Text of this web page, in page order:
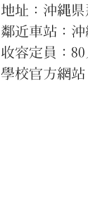
地址：沖縄
鄰近車站：
收容定員：80
學校官方網站